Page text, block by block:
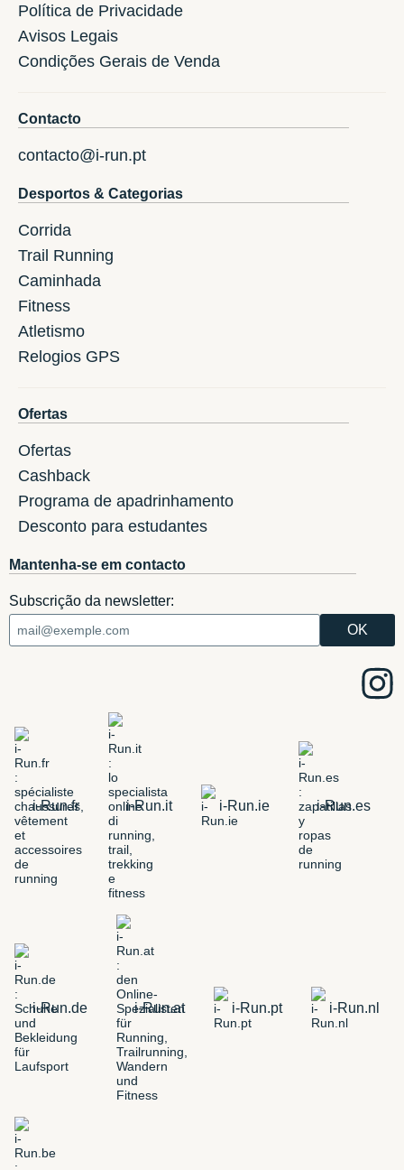
Política de Privacidade
Avisos Legais
Condições Gerais de Venda
Contacto
contacto@i-run.pt
Desportos & Categorias
Corrida
Trail Running
Caminhada
Fitness
Atletismo
Relogios GPS
Ofertas
Ofertas
Cashback
Programa de apadrinhamento
Desconto para estudantes
Mantenha-se em contacto
Subscrição da newsletter:
i-Run.fr i-Run.it i-Run.ie i-Run.es
i-Run.de i-Run.at i-Run.pt i-Run.nl